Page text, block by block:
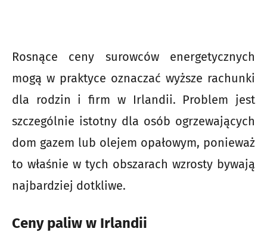
Rosnące ceny surowców energetycznych
mogą w praktyce oznaczać wyższe rachunki
dla rodzin i firm w Irlandii. Problem jest
szczególnie istotny dla osób ogrzewających
dom gazem lub olejem opałowym, ponieważ
to właśnie w tych obszarach wzrosty bywają
najbardziej dotkliwe.
Ceny paliw w Irlandii